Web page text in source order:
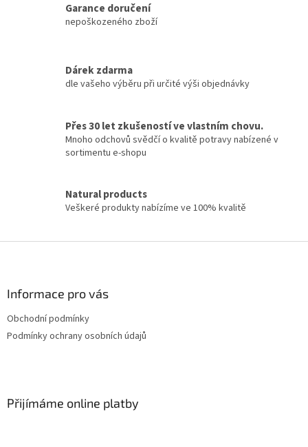
d
r
y
v
u
Garance doručení
nepoškozeného zboží
Dárek zdarma
dle vašeho výběru při určité výši objednávky
Přes 30 let zkušeností ve vlastním chovu.
Mnoho odchovů svědčí o kvalitě potravy nabízené v
sortimentu e-shopu
Natural products
Veškeré produkty nabízíme ve 100% kvalitě
Informace pro vás
Obchodní podmínky
Podmínky ochrany osobních údajů
Přijímáme online platby